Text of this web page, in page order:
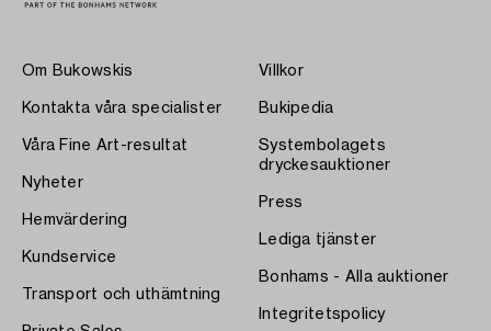
Om Bukowskis
Kontakta våra specialister
Våra Fine Art-resultat
Nyheter
Hemvärdering
Kundservice
Transport och uthämtning
Villkor
Bukipedia
Systembolagets
dryckesauktioner
Press
Lediga tjänster
Bonhams - Alla auktioner
Integritetspolicy